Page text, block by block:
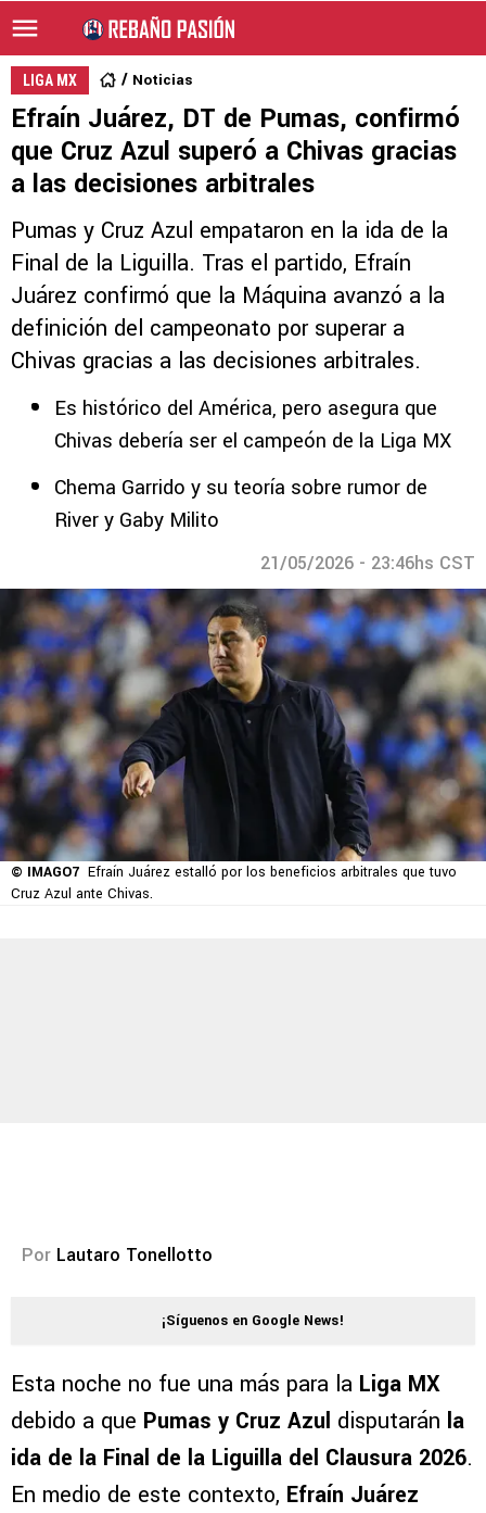
LIGA MX Noticias
Efraín Juárez, DT de Pumas, confirmó
que Cruz Azul superó a Chivas gracias
a las decisiones arbitrales
Pumas y Cruz Azul empataron en la ida de la
Final de la Liguilla. Tras el partido, Efraín
Juárez confirmó que la Máquina avanzó a la
definición del campeonato por superar a
Chivas gracias a las decisiones arbitrales.
Es histórico del América, pero asegura que
Chivas debería ser el campeón de la Liga MX
Chema Garrido y su teoría sobre rumor de
River y Gaby Milito
21/05/2026 - 23:46hs CST
© IMAGO7 Efraín Juárez estalló por los beneficios arbitrales que tuvo
Cruz Azul ante Chivas.
Por Lautaro Tonellotto
¡Síguenos en Google News!
Esta noche no fue una más para la Liga MX
debido a que Pumas y Cruz Azul disputarán la
ida de la Final de la Liguilla del Clausura 2026.
En medio de este contexto, Efraín Juárez